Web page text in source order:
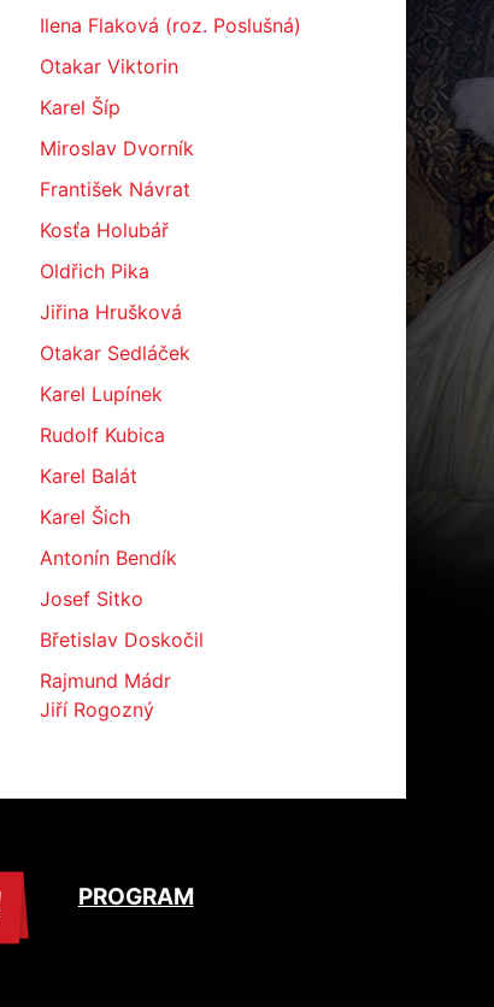
Ilena Flaková (roz. Poslušná)
Otakar Viktorin
Karel Šíp
Miroslav Dvorník
František Návrat
Kosťa Holubář
Oldřich Pika
Jiřina Hrušková
Otakar Sedláček
Karel Lupínek
Rudolf Kubica
Karel Balát
Karel Šich
Antonín Bendík
Josef Sitko
Břetislav Doskočil
Rajmund Mádr
Jiří Rogozný
PROGRAM